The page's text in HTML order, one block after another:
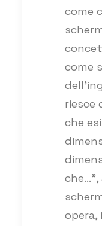
come
come
riesce
che
opera,